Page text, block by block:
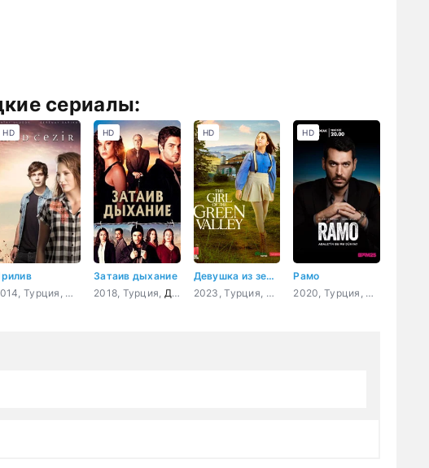
сериалы:
2014, Турция,
Драма,Мелодрама ,Комедия
HD
Затаив дыхание
2018, Турция, Драма ,криминал,Боевик ,Приключения
HD
Девушка из зеленой долины 12 серия
2023, Турция,
Драма
HD
Рамо
2020, Турция,
Драма
HD